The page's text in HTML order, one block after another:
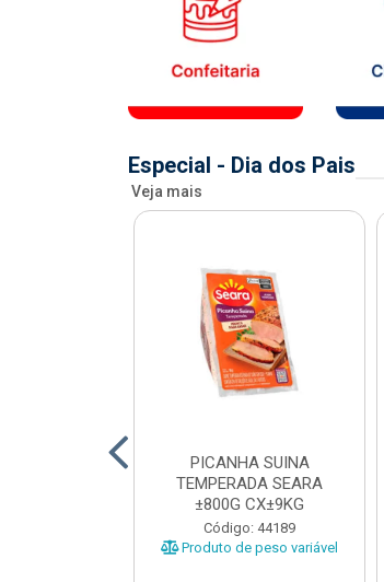
Especial - Dia dos Pais
Veja mais
PICANHA SUINA
TEMPERADA SEARA
±800G CX±9KG
Código: 44189
Produto de peso variável